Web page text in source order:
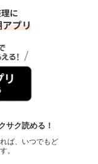
サク読める！
ば、いつでもど
。